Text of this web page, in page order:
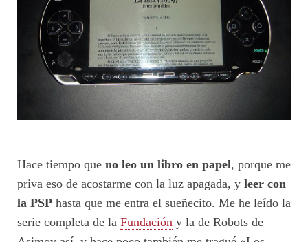
Hace tiempo que no leo un libro en papel, porque me
priva eso de acostarme con la luz apagada, y leer con
la PSP hasta que me entra el sueñecito. Me he leído la
serie completa de la Fundación y la de Robots de